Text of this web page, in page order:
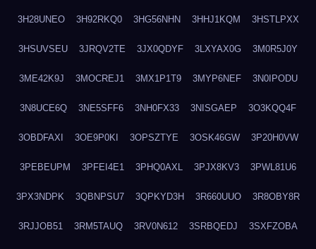
3H28UNEO 3H92RKQ0 3HG56NHN 3HHJ1KQM 3HSTLPXX
3HSUVSEU 3JRQV2TE 3JX0QDYF 3LXYAX0G 3M0R5J0Y
3ME42K9J 3MOCREJ1 3MX1P1T9 3MYP6NEF 3N0IPODU
3N8UCE6Q 3NE5SFF6 3NH0FX33 3NISGAEP 3O3KQQ4F
3OBDFAXI 3OE9P0KI 3OPSZTYE 3OSK46GW 3P20H0VW
3PEBEUPM 3PFEI4E1 3PHQ0AXL 3PJX8KV3 3PWL81U6
3PX3NDPK 3QBNPSU7 3QPKYD3H 3R660UUO 3R8OBY8R
3RJJOB51 3RM5TAUQ 3RV0N612 3SRBQEDJ 3SXFZOBA